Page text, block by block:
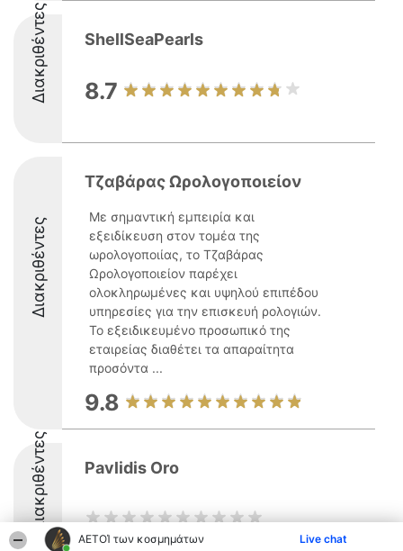
ΑΕΤΟΊ των κοσμημάτων Live chat
Διακριθέντες ShellSeaPearls
8.7
Διακριθέντες
Τζαβάρας Ωρολογοποιείον
Με σημαντική εμπειρία και
εξειδίκευση στον τομέα της
ωρολογοποιίας, το Τζαβάρας
Ωρολογοποιείον παρέχει
ολοκληρωμένες και υψηλού επιπέδου
υπηρεσίες για την επισκευή ρολογιών.
Το εξειδικευμένο προσωπικό της
εταιρείας διαθέτει τα απαραίτητα
προσόντα ...
9.8
Διακριθέντες Pavlidis Oro